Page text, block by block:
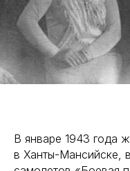
В январе 1943 года
в Ханты-Мансийске,